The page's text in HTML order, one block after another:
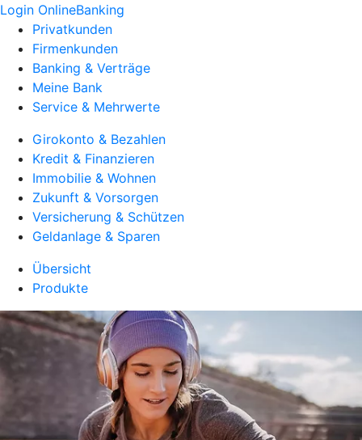
Login OnlineBanking
Privatkunden
Firmenkunden
Banking & Verträge
Meine Bank
Service & Mehrwerte
Girokonto & Bezahlen
Kredit & Finanzieren
Immobilie & Wohnen
Zukunft & Vorsorgen
Versicherung & Schützen
Geldanlage & Sparen
Übersicht
Produkte